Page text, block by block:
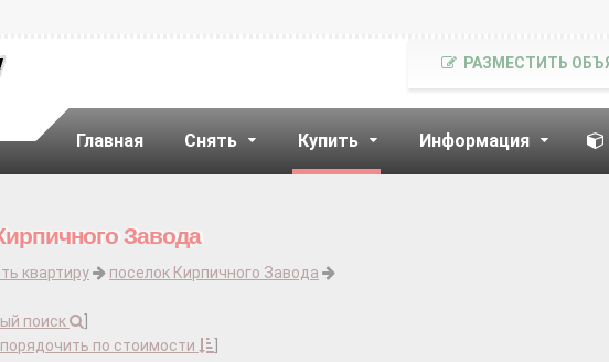
Главная Снять Купить Информация
РАЗМЕСТИТЬ
Завода
квартиру поселок Кирпичного Завода
поиск
по стоимости